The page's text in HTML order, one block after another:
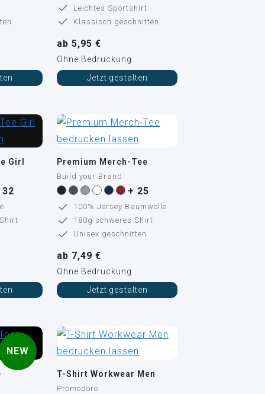
Leichtes Sportshirt
Klassisch geschnitten
ab 5,95 €
Ohne Bedruckung
Jetzt gestalten
Girl
32
Premium Merch-Tee
Build your Brand
+ 25
100% Jersey Baumwolle
180g schweres Shirt
Unisex geschnitten
ab 7,49 €
Ohne Bedruckung
Jetzt gestalten
NEW
T-Shirt Workwear Men
Promodoro